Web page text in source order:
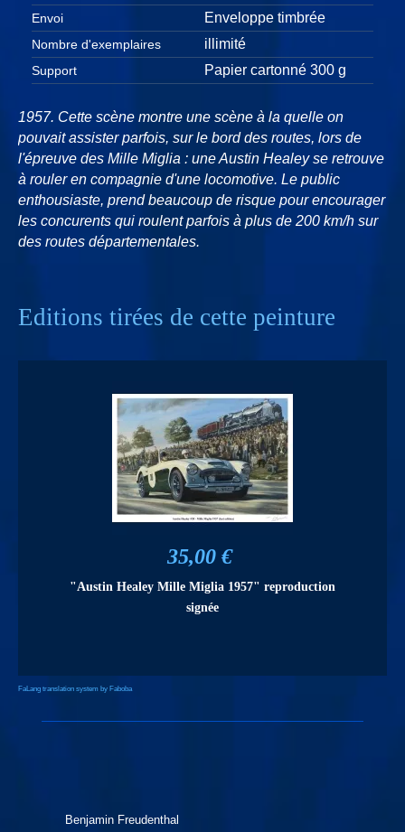
Envoi Enveloppe timbrée
Nombre d'exemplaires illimité
Support Papier cartonné 300 g
1957. Cette scène montre une scène à la quelle on
pouvait assister parfois, sur le bord des routes, lors de
l'épreuve des Mille Miglia : une Austin Healey se retrouve
à rouler en compagnie d'une locomotive. Le public
enthousiaste, prend beaucoup de risque pour encourager
les concurents qui roulent parfois à plus de 200 km/h sur
des routes départementales.
Editions tirées de cette peinture
35,00 €
"Austin Healey Mille Miglia 1957" reproduction
signée
FaLang translation system by Faboba
Benjamin Freudenthal